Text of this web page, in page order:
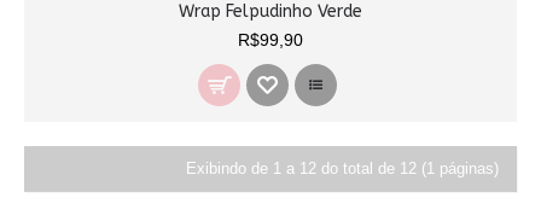
Wrap Felpudinho Verde
R$99,90
Exibindo de 1 a 12 do total de 12 (1 páginas)